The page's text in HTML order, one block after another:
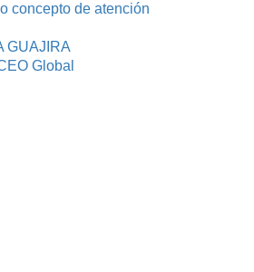
concepto de atención
GUAJIRA
Global